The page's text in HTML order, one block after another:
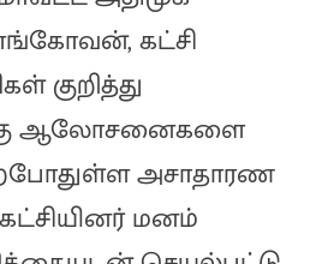
கட்சி
குறித்து
ஆலோசனைகளை
அசாதாரண
மனம்